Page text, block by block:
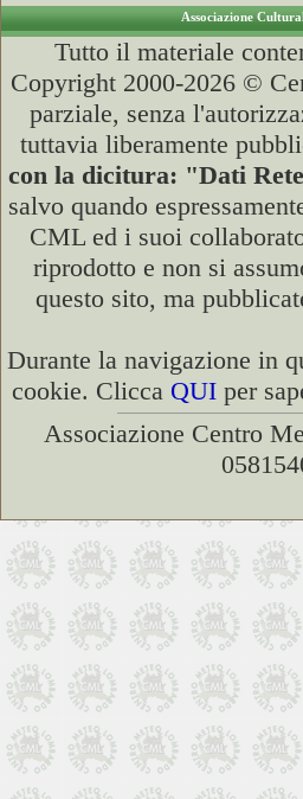
Associazione
Tutto il materiale
Copyright 2000-2026 ©
parziale, senza
tuttavia liberamente
con la dicitura: "Dati
salvo quando
CML ed i suoi
riprodotto e non si
questo sito, ma
Durante la navigazione in
cookie. Clicca QUI per
Associazione Centro